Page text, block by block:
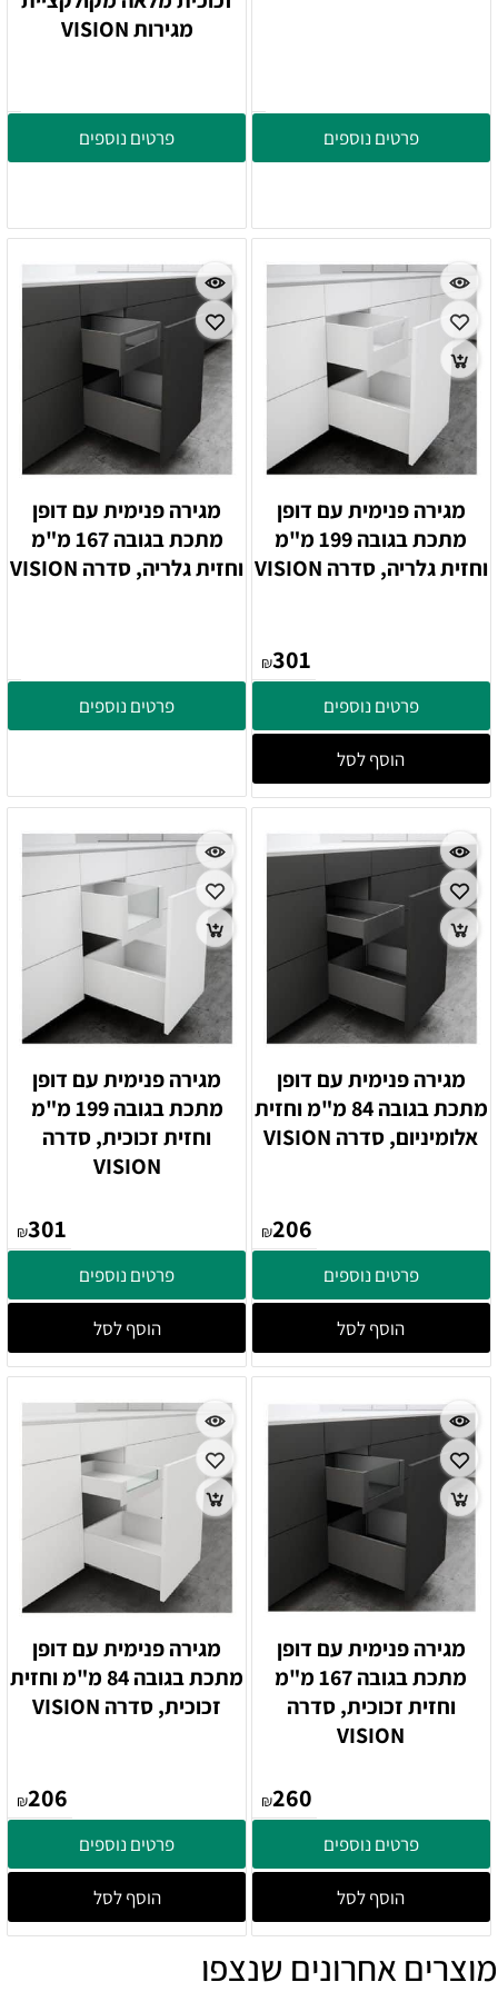
פרטים נוספים
מגירות VISION
פרטים נוספים
מגירה פנימית עם דופן
מתכת בגובה 199 מ"מ
וחזית גלריה, סדרה VISION
₪301
פרטים נוספים
הוסף לסל
מגירה פנימית עם דופן
מתכת בגובה 167 מ"מ
וחזית גלריה, סדרה VISION
פרטים נוספים
מגירה פנימית עם דופן
מתכת בגובה 84 מ"מ וחזית
אלומיניום, סדרה VISION
₪206
פרטים נוספים
הוסף לסל
מגירה פנימית עם דופן
מתכת בגובה 199 מ"מ
וחזית זכוכית, סדרה
VISION
₪301
פרטים נוספים
הוסף לסל
מגירה פנימית עם דופן
מתכת בגובה 167 מ"מ
וחזית זכוכית, סדרה
VISION
₪260
פרטים נוספים
הוסף לסל
מגירה פנימית עם דופן
מתכת בגובה 84 מ"מ וחזית
זכוכית, סדרה VISION
₪206
פרטים נוספים
הוסף לסל
מוצרים אחרונים שנצפו